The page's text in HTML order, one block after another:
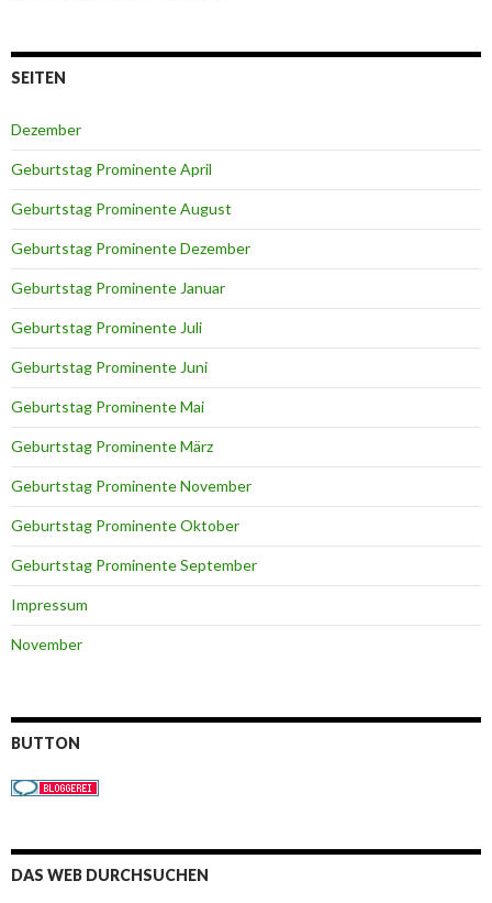
SEITEN
Dezember
Geburtstag Prominente April
Geburtstag Prominente August
Geburtstag Prominente Dezember
Geburtstag Prominente Januar
Geburtstag Prominente Juli
Geburtstag Prominente Juni
Geburtstag Prominente Mai
Geburtstag Prominente März
Geburtstag Prominente November
Geburtstag Prominente Oktober
Geburtstag Prominente September
Impressum
November
BUTTON
DAS WEB DURCHSUCHEN